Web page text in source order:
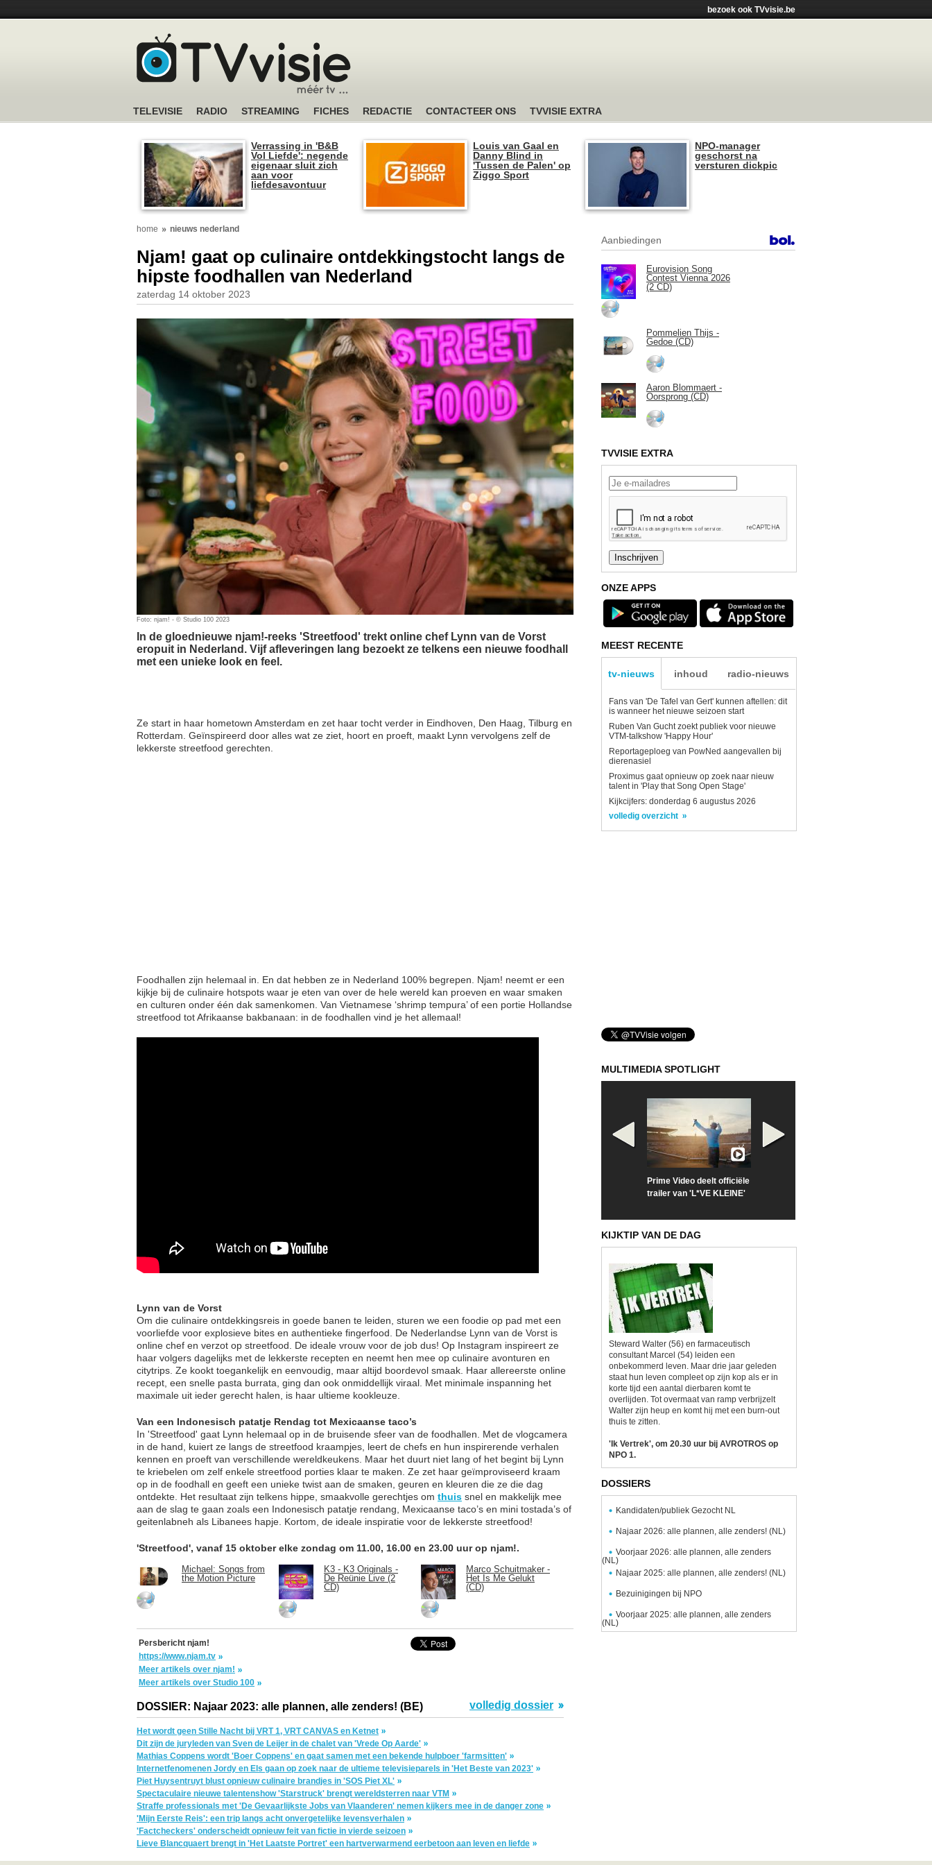
bezoek ook TVvisie.be
TELEVISIE RADIO STREAMING FICHES REDACTIE CONTACTEER ONS TVVISIE EXTRA
Verrassing in 'B&B
Vol Liefde': negende
eigenaar sluit zich
aan voor
liefdesavontuur
Louis van Gaal en
Danny Blind in
'Tussen de Palen' op
Ziggo Sport
NPO-manager
geschorst na
versturen dickpic
home nieuws nederland
Njam! gaat op culinaire ontdekkingstocht langs de
hipste foodhallen van Nederland
zaterdag 14 oktober 2023
Foto: njam! - © Studio 100 2023
In de gloednieuwe njam!-reeks 'Streetfood' trekt online chef Lynn van de Vorst
eropuit in Nederland. Vijf afleveringen lang bezoekt ze telkens een nieuwe foodhall
met een unieke look en feel.
Ze start in haar hometown Amsterdam en zet haar tocht verder in Eindhoven, Den Haag, Tilburg en
Rotterdam. Geïnspireerd door alles wat ze ziet, hoort en proeft, maakt Lynn vervolgens zelf de
lekkerste streetfood gerechten.
Foodhallen zijn helemaal in. En dat hebben ze in Nederland 100% begrepen. Njam! neemt er een
kijkje bij de culinaire hotspots waar je eten van over de hele wereld kan proeven en waar smaken
en culturen onder één dak samenkomen. Van Vietnamese ‘shrimp tempura’ of een portie Hollandse
streetfood tot Afrikaanse bakbanaan: in de foodhallen vind je het allemaal!
Lynn van de Vorst
Om die culinaire ontdekkingsreis in goede banen te leiden, sturen we een foodie op pad met een
voorliefde voor explosieve bites en authentieke fingerfood. De Nederlandse Lynn van de Vorst is
online chef en verzot op streetfood. De ideale vrouw voor de job dus! Op Instagram inspireert ze
haar volgers dagelijks met de lekkerste recepten en neemt hen mee op culinaire avonturen en
citytrips. Ze kookt toegankelijk en eenvoudig, maar altijd boordevol smaak. Haar allereerste online
recept, een snelle pasta burrata, ging dan ook onmiddellijk viraal. Met minimale inspanning het
maximale uit ieder gerecht halen, is haar ultieme kookleuze.
Van een Indonesisch patatje Rendag tot Mexicaanse taco’s
In 'Streetfood' gaat Lynn helemaal op in de bruisende sfeer van de foodhallen. Met de vlogcamera
in de hand, kuiert ze langs de streetfood kraampjes, leert de chefs en hun inspirerende verhalen
kennen en proeft van verschillende wereldkeukens. Maar het duurt niet lang of het begint bij Lynn
te kriebelen om zelf enkele streetfood porties klaar te maken. Ze zet haar geïmproviseerd kraam
op in de foodhall en geeft een unieke twist aan de smaken, geuren en kleuren die ze die dag
ontdekte. Het resultaat zijn telkens hippe, smaakvolle gerechtjes om thuis snel en makkelijk mee
aan de slag te gaan zoals een Indonesisch patatje rendang, Mexicaanse taco’s en mini tostada’s of
geitenlabneh als Libanees hapje. Kortom, de ideale inspiratie voor de lekkerste streetfood!
'Streetfood', vanaf 15 oktober elke zondag om 11.00, 16.00 en 23.00 uur op njam!.
Michael: Songs from
the Motion Picture
K3 - K3 Originals -
De Reünie Live (2
CD)
Marco Schuitmaker -
Het Is Me Gelukt
(CD)
Persbericht njam!
https://www.njam.tv
Meer artikels over njam!
Meer artikels over Studio 100
DOSSIER: Najaar 2023: alle plannen, alle zenders! (BE) volledig dossier
Het wordt geen Stille Nacht bij VRT 1, VRT CANVAS en Ketnet
Dit zijn de juryleden van Sven de Leijer in de chalet van 'Vrede Op Aarde'
Mathias Coppens wordt 'Boer Coppens' en gaat samen met een bekende hulpboer 'farmsitten'
Internetfenomenen Jordy en Els gaan op zoek naar de ultieme televisieparels in 'Het Beste van 2023'
Piet Huysentruyt blust opnieuw culinaire brandjes in 'SOS Piet XL'
Spectaculaire nieuwe talentenshow 'Starstruck' brengt wereldsterren naar VTM
Straffe professionals met 'De Gevaarlijkste Jobs van Vlaanderen' nemen kijkers mee in de danger zone
'Mijn Eerste Reis': een trip langs acht onvergetelijke levensverhalen
'Factcheckers' onderscheidt opnieuw feit van fictie in vierde seizoen
Lieve Blancquaert brengt in 'Het Laatste Portret' een hartverwarmend eerbetoon aan leven en liefde
Aanbiedingen
Eurovision Song
Contest Vienna 2026
(2 CD)
Pommelien Thijs -
Gedoe (CD)
Aaron Blommaert -
Oorsprong (CD)
TVVISIE EXTRA
ONZE APPS
MEEST RECENTE
tv-nieuws inhoud radio-nieuws
Fans van 'De Tafel van Gert' kunnen aftellen: dit
is wanneer het nieuwe seizoen start
Ruben Van Gucht zoekt publiek voor nieuwe
VTM-talkshow 'Happy Hour'
Reportageploeg van PowNed aangevallen bij
dierenasiel
Proximus gaat opnieuw op zoek naar nieuw
talent in 'Play that Song Open Stage'
Kijkcijfers: donderdag 6 augustus 2026
volledig overzicht
MULTIMEDIA SPOTLIGHT
Prime Video deelt officiële
trailer van 'L*VE KLEINE'
KIJKTIP VAN DE DAG
Steward Walter (56) en farmaceutisch
consultant Marcel (54) leiden een
onbekommerd leven. Maar drie jaar geleden
staat hun leven compleet op zijn kop als er in
korte tijd een aantal dierbaren komt te
overlijden. Tot overmaat van ramp verbrijzelt
Walter zijn heup en komt hij met een burn-out
thuis te zitten.
'Ik Vertrek', om 20.30 uur bij AVROTROS op
NPO 1.
DOSSIERS
Kandidaten/publiek Gezocht NL
Najaar 2026: alle plannen, alle zenders! (NL)
Voorjaar 2026: alle plannen, alle zenders
(NL)
Najaar 2025: alle plannen, alle zenders! (NL)
Bezuinigingen bij NPO
Voorjaar 2025: alle plannen, alle zenders
(NL)